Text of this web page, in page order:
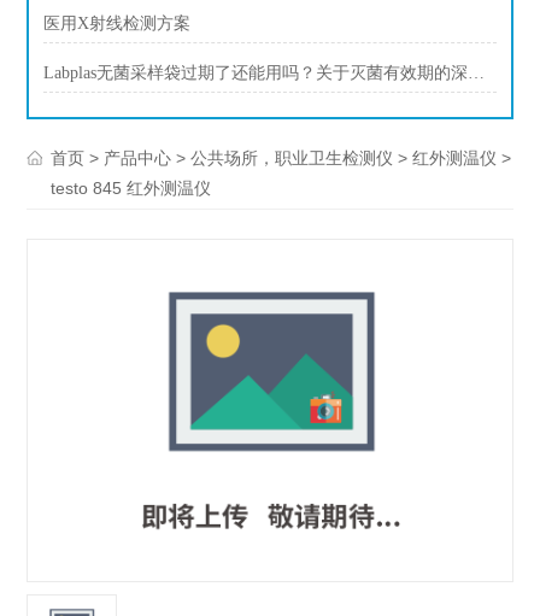
医用X射线检测方案
Labplas无菌采样袋过期了还能用吗？关于灭菌有效期的深度解答
首页 > 产品中心 >公共场所，职业卫生检测仪 >红外测温仪 >
testo 845 红外测温仪